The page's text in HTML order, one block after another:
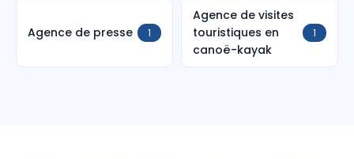
Agence de presse 1
Agence de visites
touristiques en
canoë-kayak
1